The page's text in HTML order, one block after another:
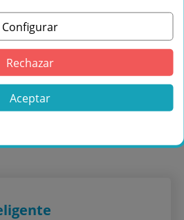
10 Caja Acústica
en Másquesonido
Configurar
Rechazar
Aceptar